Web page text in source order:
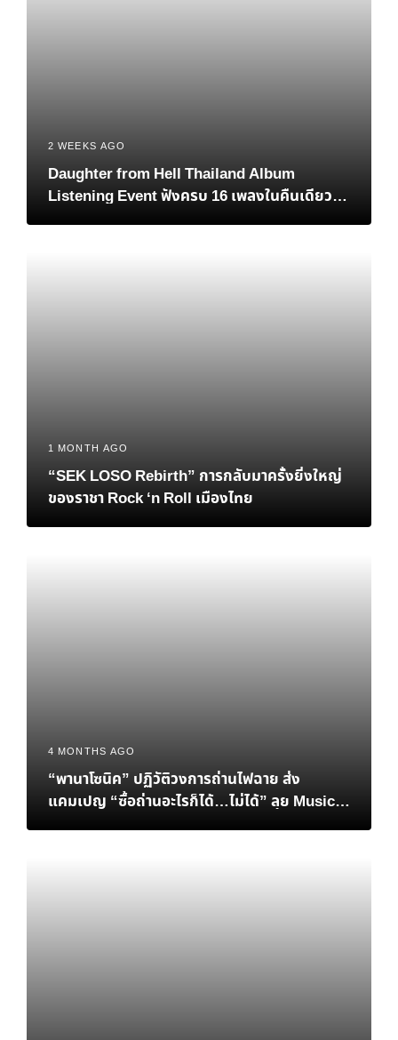
2 WEEKS AGO
Daughter from Hell Thailand Album
Listening Event ฟังครบ 16 เพลงในคืนเดียว
1 MONTH AGO
“SEK LOSO Rebirth” การกลับมาครั้งยิ่งใหญ่
ของราชา Rock ‘n Roll เมืองไทย
4 MONTHS AGO
“พานาโซนิค” ปฏิวัติวงการถ่านไฟฉาย ส่ง
แคมเปญ “ซื้อถ่านอะไรก็ได้…ไม่ได้” ลุย Music